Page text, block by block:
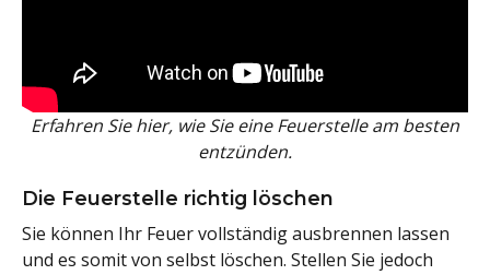
Erfahren Sie hier, wie Sie eine Feuerstelle am besten
entzünden.
Die Feuerstelle richtig löschen
Sie können Ihr Feuer vollständig ausbrennen lassen
und es somit von selbst löschen. Stellen Sie jedoch